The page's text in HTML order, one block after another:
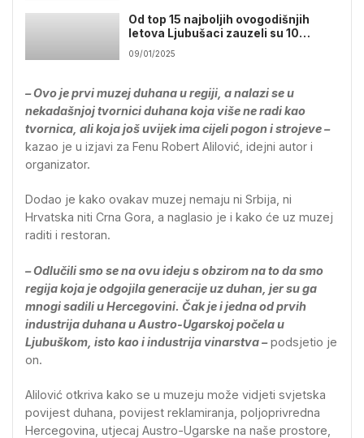
Od top 15 najboljih ovogodišnjih
letova Ljubušaci zauzeli su 10
mjesta
09/01/2025
– Ovo je prvi muzej duhana u regiji, a nalazi se u
nekadašnjoj tvornici duhana koja više ne radi kao
tvornica, ali koja još uvijek ima cijeli pogon i strojeve –
kazao je u izjavi za Fenu Robert Alilović, idejni autor i
organizator.
Dodao je kako ovakav muzej nemaju ni Srbija, ni
Hrvatska niti Crna Gora, a naglasio je i kako će uz muzej
raditi i restoran.
– Odlučili smo se na ovu ideju s obzirom na to da smo
regija koja je odgojila generacije uz duhan, jer su ga
mnogi sadili u Hercegovini. Čak je i jedna od prvih
industrija duhana u Austro-Ugarskoj počela u
Ljubuškom, isto kao i industrija vinarstva –podsjetio je
on.
Alilović otkriva kako se u muzeju može vidjeti svjetska
povijest duhana, povijest reklamiranja, poljoprivredna
Hercegovina, utjecaj Austro-Ugarske na naše prostore,